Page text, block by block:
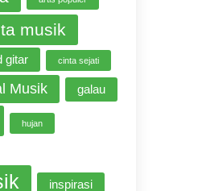
musik
gitar cinta sejati
Musik galau
hujan
inspirasi